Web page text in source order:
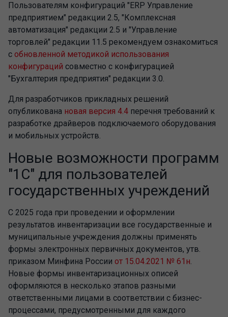
Пользователям конфигураций "ERP Управление
предприятием" редакции 2.5, "Комплексная
автоматизация" редакции 2.5 и "Управление
торговлей" редакции 11.5 рекомендуем ознакомиться
с обновленной методикой использования
конфигураций совместно с конфигурацией
"Бухгалтерия предприятия" редакции 3.0.
Для разработчиков прикладных решений
опубликована новая версия 4.4 перечня требований к
разработке драйверов подключаемого оборудования
и мобильных устройств.
Новые возможности программ
"1С" для пользователей
государственных учреждений
С 2025 года при проведении и оформлении
результатов инвентаризации все государственные и
муниципальные учреждения должны применять
формы электронных первичных документов, утв.
приказом Минфина России от 15.04.2021 № 61н.
Новые формы инвентаризационных описей
оформляются в несколько этапов разными
ответственными лицами в соответствии с бизнес-
процессами, предусмотренными для каждого